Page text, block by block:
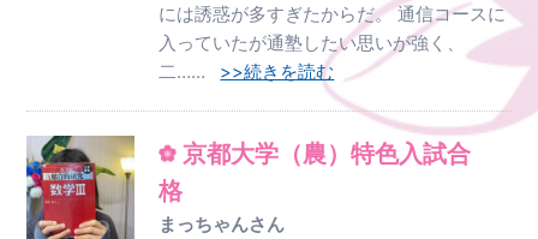
には誘惑が多すぎたからだ。 通信コースに
入っていたが通塾したい思いが強く、
二…… >>続きを読む
京都大学（農）特色入試合
格
まっちゃんさん